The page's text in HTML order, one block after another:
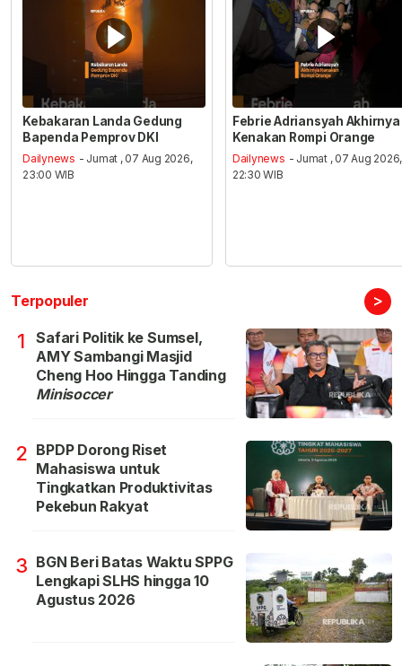
Kebakaran Landa Gedung
Bapenda Pemprov DKI
Dailynews - Jumat , 07 Aug 2026,
23:00 WIB
Febrie Adriansyah Akhirnya
Kenakan Rompi Orange
Dailynews - Jumat , 07 Aug 2026,
22:30 WIB
Terpopuler >
1
Safari Politik ke Sumsel,
AMY Sambangi Masjid
Cheng Hoo Hingga Tanding
Minisoccer
2 BPDP Dorong Riset
Mahasiswa untuk
Tingkatkan Produktivitas
Pekebun Rakyat
3 BGN Beri Batas Waktu SPPG
Lengkapi SLHS hingga 10
Agustus 2026